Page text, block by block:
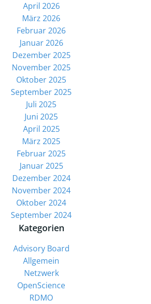
April 2026
März 2026
Februar 2026
Januar 2026
Dezember 2025
November 2025
Oktober 2025
September 2025
Juli 2025
Juni 2025
April 2025
März 2025
Februar 2025
Januar 2025
Dezember 2024
November 2024
Oktober 2024
September 2024
Kategorien
Advisory Board
Allgemein
Netzwerk
OpenScience
RDMO